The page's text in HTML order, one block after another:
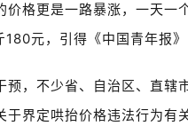
价格更是一路暴涨，一天
元，引得《中国青年报
预，不少省、自治区、直
于界定哄抬价格违法行为